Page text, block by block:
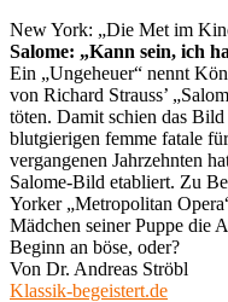
New York: „Die Met im
Salome: „Kann sein, ich
Ein „Ungeheuer“ nennt
von Richard Strauss’
töten. Damit schien das
blutgierigen femme fatale
vergangenen Jahrzehnten
Salome-Bild etabliert. Zu
Yorker „Metropolitan
Mädchen seiner Puppe die
Beginn an böse, oder?
Von Dr. Andreas Ströbl
Klassik-begeistert.de